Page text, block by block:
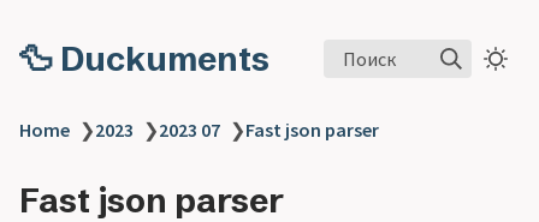
🦆 Duckuments Поиск
Home ❯2023 ❯2023 07 ❯Fast json parser
Fast json parser